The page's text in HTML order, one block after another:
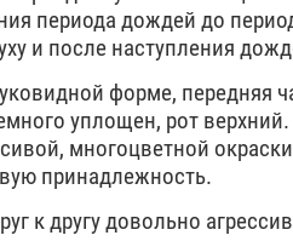
периода дождей до
и после наступления
форме, передняя
уплощен, рот
многоцветной
принадлежность.
к другу довольно